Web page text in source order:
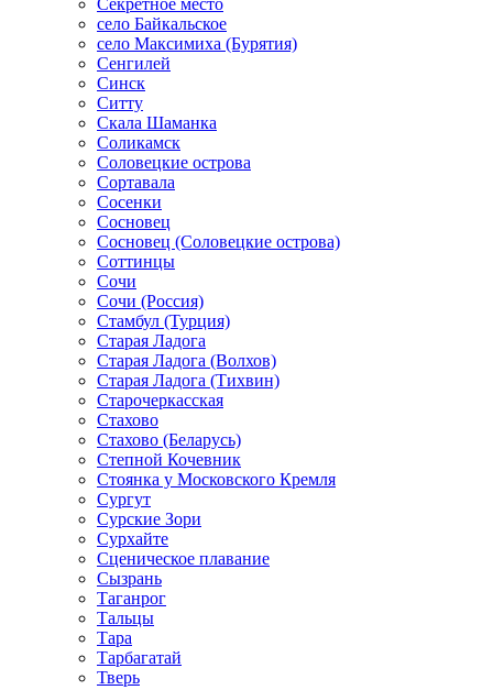
Секретное место
село Байкальское
село Максимиха (Бурятия)
Сенгилей
Синск
Ситту
Скала Шаманка
Соликамск
Соловецкие острова
Сортавала
Сосенки
Сосновец
Сосновец (Соловецкие острова)
Соттинцы
Сочи
Сочи (Россия)
Стамбул (Турция)
Старая Ладога
Старая Ладога (Волхов)
Старая Ладога (Тихвин)
Старочеркасская
Стахово
Стахово (Беларусь)
Степной Кочевник
Стоянка у Московского Кремля
Сургут
Сурские Зори
Сурхайте
Сценическое плавание
Сызрань
Таганрог
Тальцы
Тара
Тарбагатай
Тверь